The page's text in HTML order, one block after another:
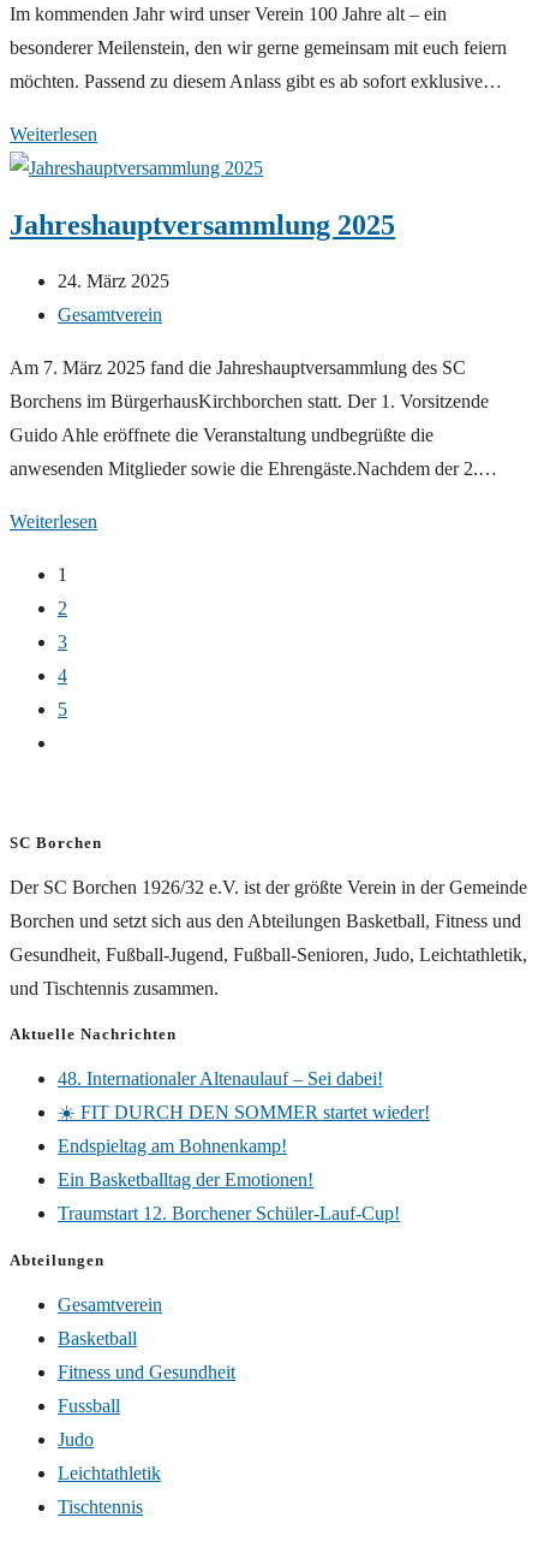
Im kommenden Jahr wird unser Verein 100 Jahre alt – ein
besonderer Meilenstein, den wir gerne gemeinsam mit euch feiern
möchten. Passend zu diesem Anlass gibt es ab sofort exklusive…
Weiterlesen
zum
Jährigen
Jahreshauptversammlung 2025
Beitrag
veröffentlicht:
24. März 2025
Beitrags-
Gesamtverein
Am 7. März 2025 fand die Jahreshauptversammlung des SC
Borchens im BürgerhausKirchborchen statt. Der 1. Vorsitzende
Guido Ahle eröffnete die Veranstaltung undbegrüßte die
anwesenden Mitglieder sowie die Ehrengäste.Nachdem der 2.…
Weiterlesen
1
2
3
4
5
SC Borchen
Der SC Borchen 1926/32 e.V. ist der größte Verein in der Gemeinde
Borchen und setzt sich aus den Abteilungen Basketball, Fitness und
Gesundheit, Fußball-Jugend, Fußball-Senioren, Judo, Leichtathletik,
und Tischtennis zusammen.
Aktuelle Nachrichten
48. Internationaler Altenaulauf – Sei dabei!
☀️ FIT DURCH DEN SOMMER startet wieder!
Endspieltag am Bohnenkamp!
Ein Basketballtag der Emotionen!
Traumstart 12. Borchener Schüler-Lauf-Cup!
Abteilungen
Gesamtverein
Basketball
Fitness und Gesundheit
Fussball
Judo
Leichtathletik
Tischtennis